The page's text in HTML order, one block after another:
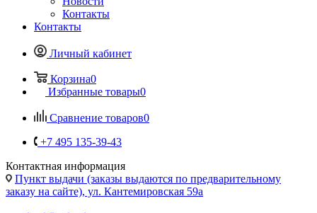
Корзина0
Избранные товары
Контактная информация
Пункт выдачи (заказы выдаются по предварительному
заказу на сайте), ул. Кантемировская 59а
vcland@vcland.ru
Вконтакте
Telegram
YouTube